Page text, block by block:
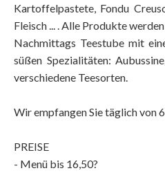
Kartoffelpastete, Fondu
Fleisch ... . Alle Produkte
Nachmittags Teestube mit
süßen Spezialitäten:
verschiedene Teesorten.
Wir empfangen Sie täglich von
PREISE
- Menü bis 16,50?